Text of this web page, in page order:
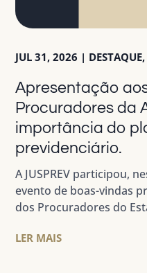
Apresentação
Procuradores da
importância do
previdenciário.
JUL 31, 2026 | DESTAQUE,
A JUSPREV participou,
evento de boas-vindas
dos Procuradores do
LER MAIS